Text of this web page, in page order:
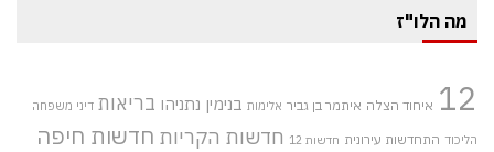
מה הלו"ז
12 איחוד הצלה איתמר בן גביר אלימות בנימין נתניהו בריאות דיני משפחה
הליכוד התחדשות עירונית חדשות 12 חדשות הקריות חדשות חיפה